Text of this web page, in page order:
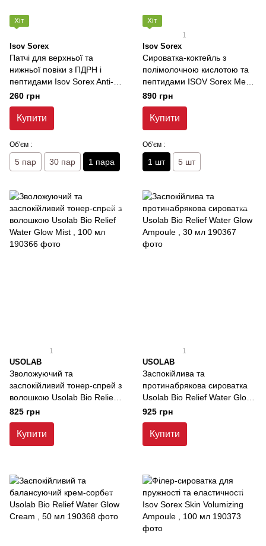
Хіт
Isov Sorex
Патчі для верхньої та
нижньої повіки з ПДРН і
пептидами Isov Sorex Anti-
Wrinkle Eye Mask , 1 пара
260 грн
Купити
Об'єм :
5 пар 30 пар 1 пара
Хіт
1
Isov Sorex
Сироватка-коктейль з
полімолочною кислотою та
пептидами ISOV Sorex Meso
Fills
890 грн
Купити
Об'єм :
1 шт 5 шт
1
USOLAB
Зволожуючий та
заспокійливий тонер-спрей з
волошкою Usolab Bio Relief
Water Glow Mist , 100 мл
825 грн
Купити
1
USOLAB
Заспокійлива та
протинабрякова сироватка
Usolab Bio Relief Water Glow
Ampoule , 30 мл
925 грн
Купити